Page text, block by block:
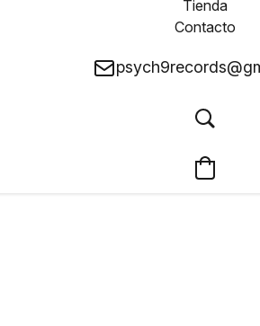
Tienda
Contacto